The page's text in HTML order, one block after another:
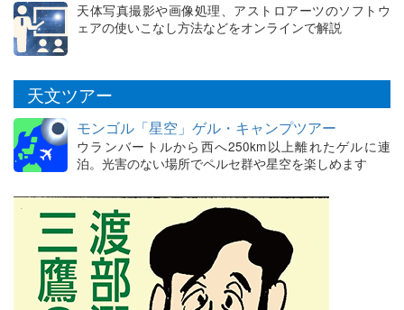
天体写真撮影や画像処理、アストロアーツのソフトウ
ェアの使いこなし方法などをオンラインで解説
天文ツアー
モンゴル「星空」ゲル・キャンプツアー
ウランバートルから西へ250km以上離れたゲルに連
泊。光害のない場所でペルセ群や星空を楽しめます